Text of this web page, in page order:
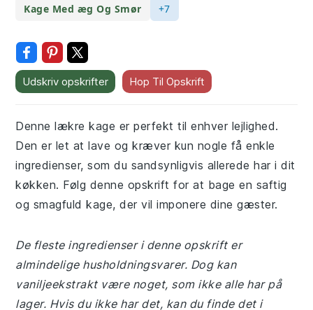
Kage Med æg Og Smør
+7
Udskriv opskrifter Hop Til Opskrift
Denne lækre kage er perfekt til enhver lejlighed.
Den er let at lave og kræver kun nogle få enkle
ingredienser, som du sandsynligvis allerede har i dit
køkken. Følg denne opskrift for at bage en saftig
og smagfuld kage, der vil imponere dine gæster.
De fleste ingredienser i denne opskrift er
almindelige husholdningsvarer. Dog kan
vaniljeekstrakt være noget, som ikke alle har på
lager. Hvis du ikke har det, kan du finde det i